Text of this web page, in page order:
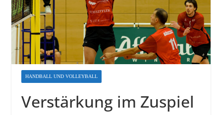
HANDBALL UND VOLLEYBALL
Verstärkung im Zuspiel